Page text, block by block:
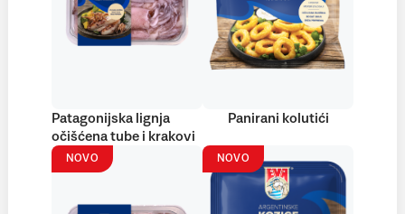
Patagonijska lignja
očišćena tube i krakovi
Panirani kolutići
NOVO NOVO